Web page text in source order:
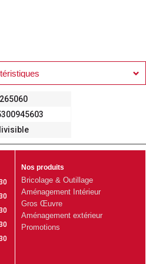
Nos produits
Bricolage & Outillage
Aménagement Intérieur
Gros Œuvre
Aménagement extérieur
Promotions